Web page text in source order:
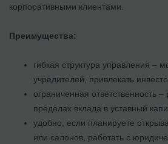
корпоративными клиентами.
Преимущества:
гибкая структура управления –
учредителей, привлекать
ограниченная ответственность –
пределах вклада в уставный
удобно, если планируете
или салонов, работать с